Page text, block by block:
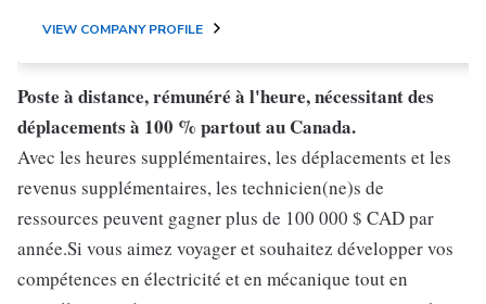
VIEW COMPANY PROFILE
Poste à distance, rémunéré à l'heure, nécessitant des
déplacements à 100 % partout au Canada.
Avec les heures supplémentaires, les déplacements et les
revenus supplémentaires, les technicien(ne)s de
ressources peuvent gagner plus de 100 000 $ CAD par
année.Si vous aimez voyager et souhaitez développer vos
compétences en électricité et en mécanique tout en